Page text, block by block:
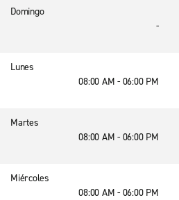
Domingo
-
Lunes
08:00 AM - 06:00 PM
Martes
08:00 AM - 06:00 PM
Miércoles
08:00 AM - 06:00 PM